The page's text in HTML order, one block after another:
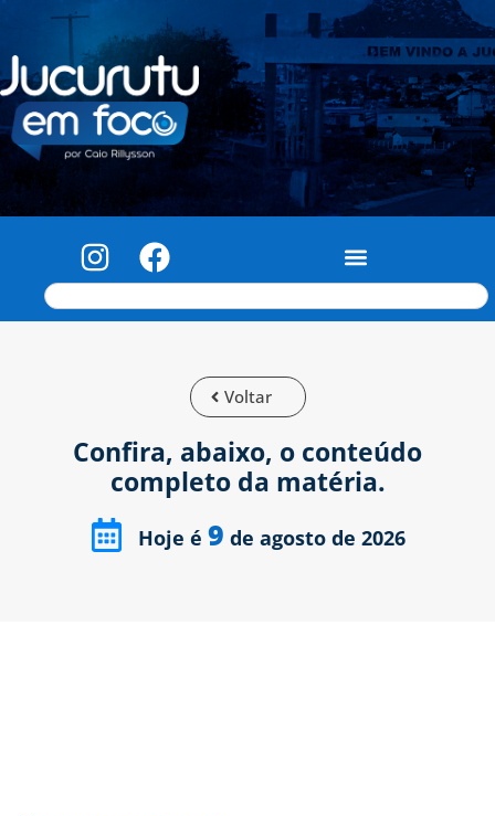
Voltar
Confira, abaixo, o conteúdo
completo da matéria.
Hoje é 9 de agosto de 2026